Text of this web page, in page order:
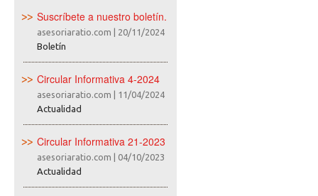
Suscríbete a nuestro boletín.
asesoriaratio.com
20/11/2024
Boletín
Circular Informativa 4-2024
asesoriaratio.com
11/04/2024
Actualidad
Circular Informativa 21-2023
asesoriaratio.com
04/10/2023
Actualidad